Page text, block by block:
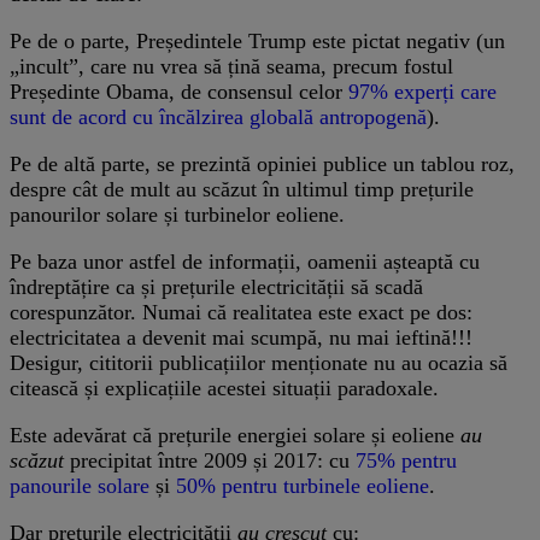
Pe de o parte, Președintele Trump este pictat negativ (un
„incult”, care nu vrea să țină seama, precum fostul
Președinte Obama, de consensul celor 97% experți care
sunt de acord cu încălzirea globală antropogenă).
Pe de altă parte, se prezintă opiniei publice un tablou roz,
despre cât de mult au scăzut în ultimul timp prețurile
panourilor solare și turbinelor eoliene.
Pe baza unor astfel de informații, oamenii așteaptă cu
îndreptățire ca și prețurile electricității să scadă
corespunzător. Numai că realitatea este exact pe dos:
electricitatea a devenit mai scumpă, nu mai ieftină!!!
Desigur, cititorii publicațiilor menționate nu au ocazia să
citească și explicațiile acestei situații paradoxale.
Este adevărat că prețurile energiei solare și eoliene au
scăzutprecipitat între 2009 și 2017: cu 75% pentru
panourile solare și 50% pentru turbinele eoliene.
Dar prețurile electricității au crescutcu: